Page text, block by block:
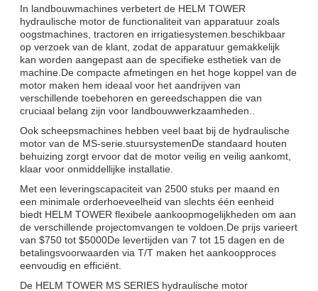
In landbouwmachines verbetert de HELM TOWER
hydraulische motor de functionaliteit van apparatuur zoals
oogstmachines, tractoren en irrigatiesystemen.beschikbaar
op verzoek van de klant, zodat de apparatuur gemakkelijk
kan worden aangepast aan de specifieke esthetiek van de
machine.De compacte afmetingen en het hoge koppel van de
motor maken hem ideaal voor het aandrijven van
verschillende toebehoren en gereedschappen die van
cruciaal belang zijn voor landbouwwerkzaamheden..
Ook scheepsmachines hebben veel baat bij de hydraulische
motor van de MS-serie.stuursystemenDe standaard houten
behuizing zorgt ervoor dat de motor veilig en veilig aankomt,
klaar voor onmiddellijke installatie.
Met een leveringscapaciteit van 2500 stuks per maand en
een minimale orderhoeveelheid van slechts één eenheid
biedt HELM TOWER flexibele aankoopmogelijkheden om aan
de verschillende projectomvangen te voldoen.De prijs varieert
van $750 tot $5000De levertijden van 7 tot 15 dagen en de
betalingsvoorwaarden via T/T maken het aankoopproces
eenvoudig en efficiënt.
De HELM TOWER MS SERIES hydraulische motor